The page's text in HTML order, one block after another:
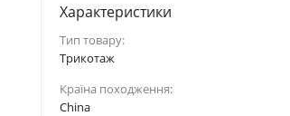
Характеристики
Тип товару:
Tpикoтaж
Країна походження:
China